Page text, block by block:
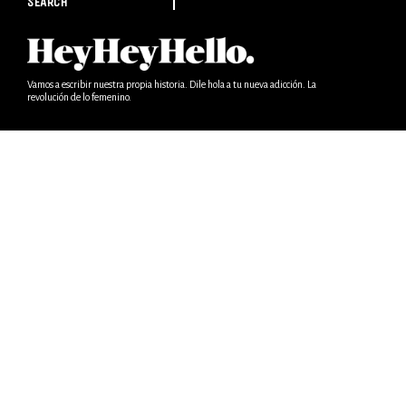
Vamos a escribir nuestra propia historia. Dile hola a tu nueva adicción. La
revolución de lo femenino.